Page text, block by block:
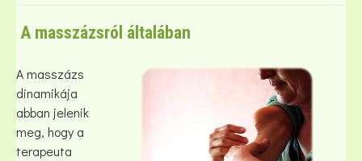
Irodalom
Dugó
A masszázsról általában
A masszázs
dinamikája
abban jelenik
meg, hogy a
terapeuta